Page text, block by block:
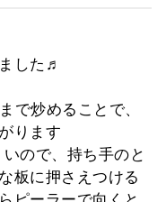
した♬
で炒めることで、
ります
ので、持ち手のと
板に押さえつける